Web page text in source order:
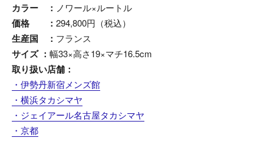
カラー ： ノワール×ルートル
価格 ： 294,800円（税込）
生産国 ： フランス
サイズ ： 幅33×高さ19×マチ16.5cm
取り扱い店舗：
・伊勢丹新宿メンズ館
・横浜タカシマヤ
・ジェイアール名古屋タカシマヤ
・京都